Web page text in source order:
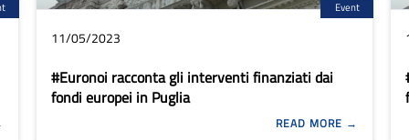
Event
11/05/2023
#Euronoi racconta gli interventi finanziati dai
fondi europei in Puglia
READ MORE